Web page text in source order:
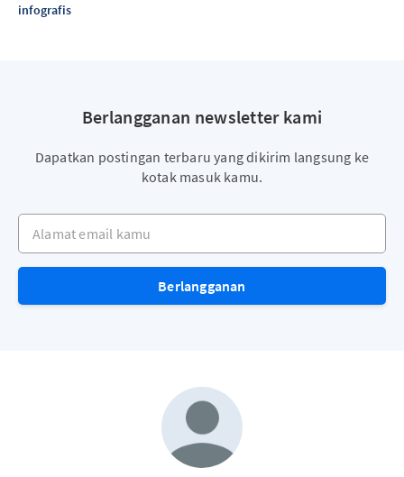
infografis
Berlangganan newsletter kami
Dapatkan postingan terbaru yang dikirim langsung ke
kotak masuk kamu.
Alamat email kamu
Berlangganan